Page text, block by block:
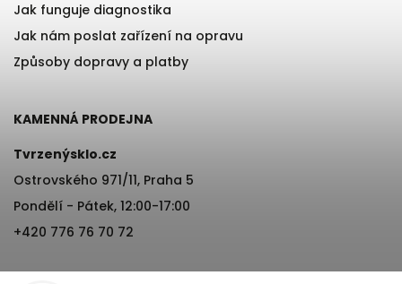
Jak funguje diagnostika
Jak nám poslat zařízení na opravu
Způsoby dopravy a platby
KAMENNÁ PRODEJNA
Tvrzenýsklo.cz
Ostrovského 971/11, Praha 5
Pondělí - Pátek, 12:00-17:00
+420 776 76 70 72
první nákup!